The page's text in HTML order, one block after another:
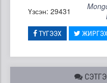
Үзсэн: 29431
ТҮГЭЭХ ЖИРГЭХ